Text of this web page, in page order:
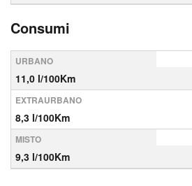
Consumi
URBANO
11,0 l/100Km
EXTRAURBANO
8,3 l/100Km
MISTO
9,3 l/100Km